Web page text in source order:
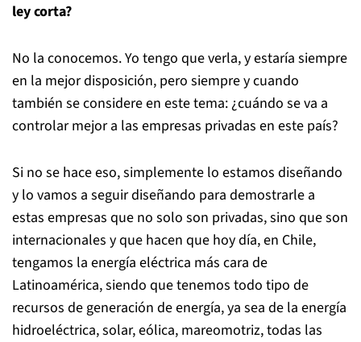
ley corta?
No la conocemos. Yo tengo que verla, y estaría siempre
en la mejor disposición, pero siempre y cuando
también se considere en este tema: ¿cuándo se va a
controlar mejor a las empresas privadas en este país?
Si no se hace eso, simplemente lo estamos diseñando
y lo vamos a seguir diseñando para demostrarle a
estas empresas que no solo son privadas, sino que son
internacionales y que hacen que hoy día, en Chile,
tengamos la energía eléctrica más cara de
Latinoamérica, siendo que tenemos todo tipo de
recursos de generación de energía, ya sea de la energía
hidroeléctrica, solar, eólica, mareomotriz, todas las